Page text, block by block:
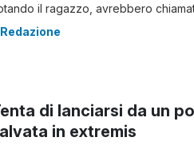
il ragazzo, avrebbero
la vita. La polizia, così,
Redazione
di lanciarsi da un
in extremis